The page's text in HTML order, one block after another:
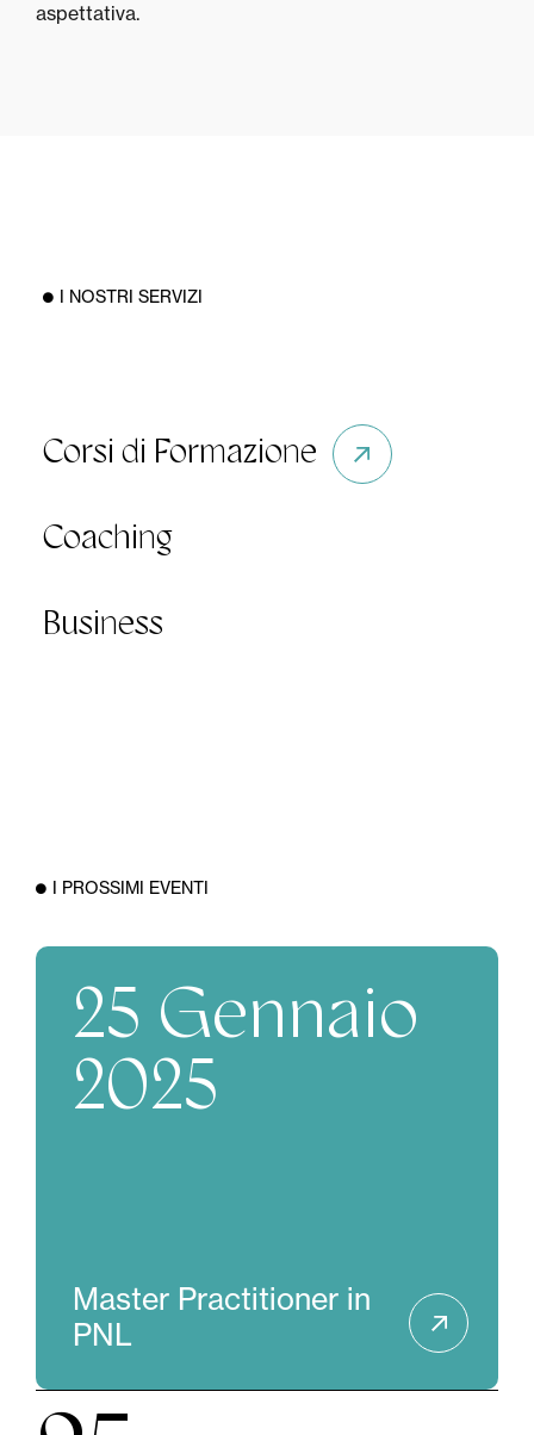
aspettativa.
I NOSTRI SERVIZI
Corsi di Formazione
Coaching
Business
I PROSSIMI EVENTI
25 Gennaio
2025
Master Practitioner in
PNL